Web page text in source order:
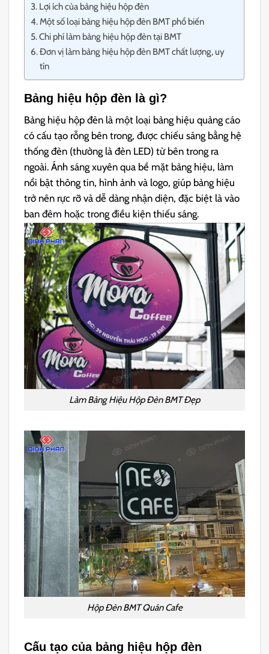
Lợi ích của bảng hiệu hộp đèn
Một số loại bảng hiệu hộp đèn BMT phổ biến
Chi phí làm bảng hiệu hộp đèn tại BMT
Đơn vị làm bảng hiệu hộp đèn BMT chất lượng, uy
tín
Bảng hiệu hộp đèn là gì?
Bảng hiệu hộp đèn là một loại bảng hiệu quảng cáo
có cấu tạo rỗng bên trong, được chiếu sáng bằng hệ
thống đèn (thường là đèn LED) từ bên trong ra
ngoài. Ánh sáng xuyên qua bề mặt bảng hiệu, làm
nổi bật thông tin, hình ảnh và logo, giúp bảng hiệu
trở nên rực rỡ và dễ dàng nhận diện, đặc biệt là vào
ban đêm hoặc trong điều kiện thiếu sáng.
Làm Bảng Hiệu Hộp Đèn BMT Đẹp
Hộp Đèn BMT Quán Cafe
Cấu tạo của bảng hiệu hộp đèn